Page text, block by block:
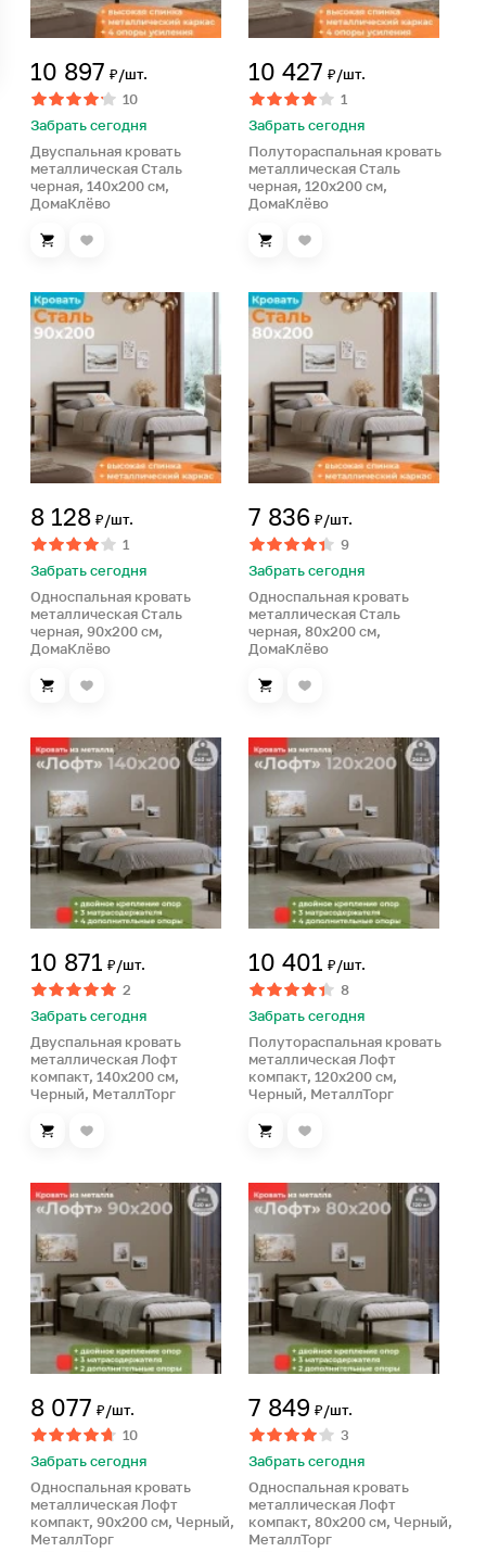
10 897 ₽/шт.
10
Забрать сегодня
Двуспальная кровать
металлическая Сталь
черная, 140х200 см,
ДомаКлёво
10 427 ₽/шт.
1
Забрать сегодня
Полутораспальная кровать
металлическая Сталь
черная, 120х200 см,
ДомаКлёво
8 128 ₽/шт.
1
Забрать сегодня
Односпальная кровать
металлическая Сталь
черная, 90х200 см,
ДомаКлёво
7 836 ₽/шт.
9
Забрать сегодня
Односпальная кровать
металлическая Сталь
черная, 80х200 см,
ДомаКлёво
10 871 ₽/шт.
2
Забрать сегодня
Двуспальная кровать
металлическая Лофт
компакт, 140х200 см,
Черный, МеталлТорг
10 401 ₽/шт.
8
Забрать сегодня
Полутораспальная кровать
металлическая Лофт
компакт, 120х200 см,
Черный, МеталлТорг
8 077 ₽/шт.
10
Забрать сегодня
Односпальная кровать
металлическая Лофт
компакт, 90х200 см, Черный,
МеталлТорг
7 849 ₽/шт.
3
Забрать сегодня
Односпальная кровать
металлическая Лофт
компакт, 80х200 см, Черный,
МеталлТорг